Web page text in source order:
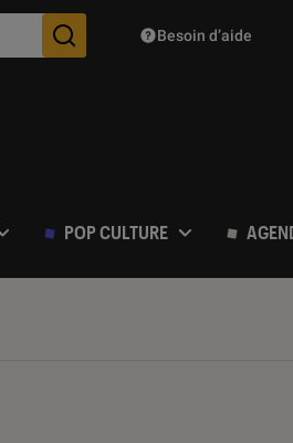
Des suggestions de
Besoin d’aide
POP CULTURE